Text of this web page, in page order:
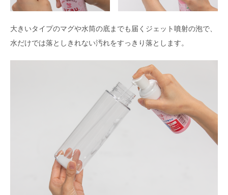
大きいタイプのマグや水筒の底までも届くジェット噴射の泡で、
水だけでは落としきれない汚れをすっきり落とします。